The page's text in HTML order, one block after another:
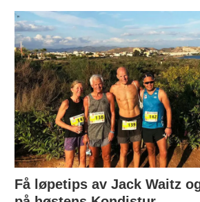
Få løpetips av Jack Waitz